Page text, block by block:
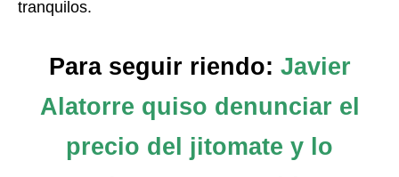
tranquilos.
Para seguir riendo: Javier
Alatorre quiso denunciar el
precio del jitomate y lo